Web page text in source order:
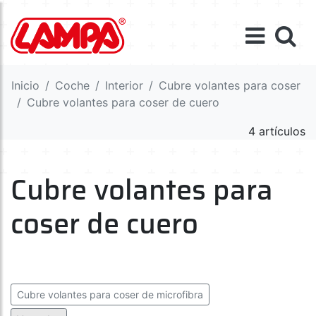
Inicio Coche Interior
Cubre volantes para coser
Cubre volantes para coser de cuero
4 artículos
Cubre volantes para
coser de cuero
Cubre volantes para coser de microfibra